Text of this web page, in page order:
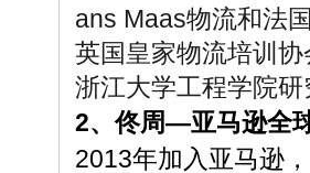
ans Maas物流和法
英国皇家物流培训
浙江大学工程学院
2、佟周—亚马逊全
2013年加入亚马逊